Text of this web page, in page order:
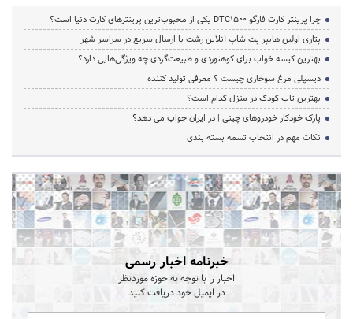
چرا پرینتر کارت فارگو DTC1500 یکی از محبوب‌ترین پرینترهای کارت دنیا است؟
پتاری اولین هایپر پت شاپ آنلاین رشت با ارسال سریع در سراسر شهر
بهترین کیسه خواب برای کوهنوردی و طبیعت‌گردی چه ویژگی‌هایی دارد؟
دیسپلی مرغ سوخاری چیست ؟ معرفی تولید کننده
بهترین تاب کودک در منزل کدام است؟
پارک خودکار خودروهای چینی | در ایران جواب می دهد؟
نکات مهم در انتخاب تسمه بسته بندی
خبرنامه اخبار رسمی
اخبار را با توجه به حوزه موردنظر
در ایمیل خود دریافت کنید